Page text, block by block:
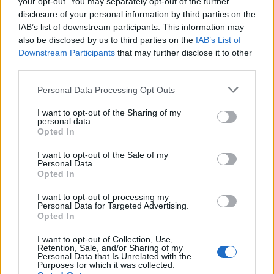
disclosure of your personal information by third parties on the
IAB’s list of downstream participants. This information may
also be disclosed by us to third parties on the IAB’s List of
Downstream Participants that may further disclose it to other
Personal Data Processing Opt Outs
I want to opt-out of the Sharing of my
personal data.
Opted In
I want to opt-out of the Sale of my
Personal Data.
Opted In
I want to opt-out of processing my
Personal Data for Targeted Advertising.
Opted In
I want to opt-out of Collection, Use,
Retention, Sale, and/or Sharing of my
Personal Data that Is Unrelated with the
Purposes for which it was collected.
Co mówi o Tobie pozycja, w której śpisz?
Każdy z nas ma pozycję, w której najczęściej układa
się podczas snu. Jaka jest Twoja i co zdrad...
Namaste
Popularne
183
Jaki jest Twój wiek umysłowy?
Zapewne wiesz, ile świeczek będzie na Twoim
następnym torcie urodzinowym. Ale czy ta liczba
Talisman
56 lat temu